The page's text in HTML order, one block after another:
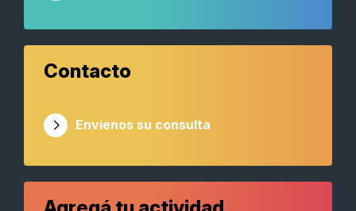
Contacto
Envienos su consulta